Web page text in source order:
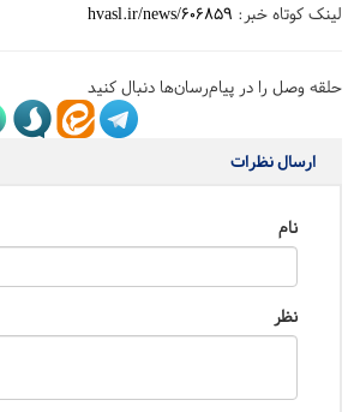
لینک کوتاه خبر: hvasl.ir/news/606859
حلقه وصل را در پیام‌رسان‌ها دنبال کنید
ارسال نظرات
نام
نظر